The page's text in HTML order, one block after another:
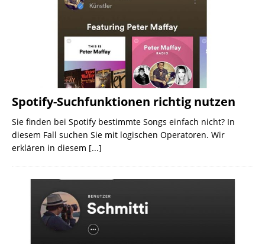
Spotify-Suchfunktionen richtig nutzen
Sie finden bei Spotify bestimmte Songs einfach nicht? In
diesem Fall suchen Sie mit logischen Operatoren. Wir
erklären in diesem [...]